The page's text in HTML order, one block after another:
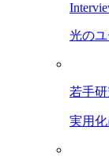
光の
若手
実用